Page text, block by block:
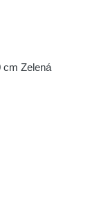
cm Zelená